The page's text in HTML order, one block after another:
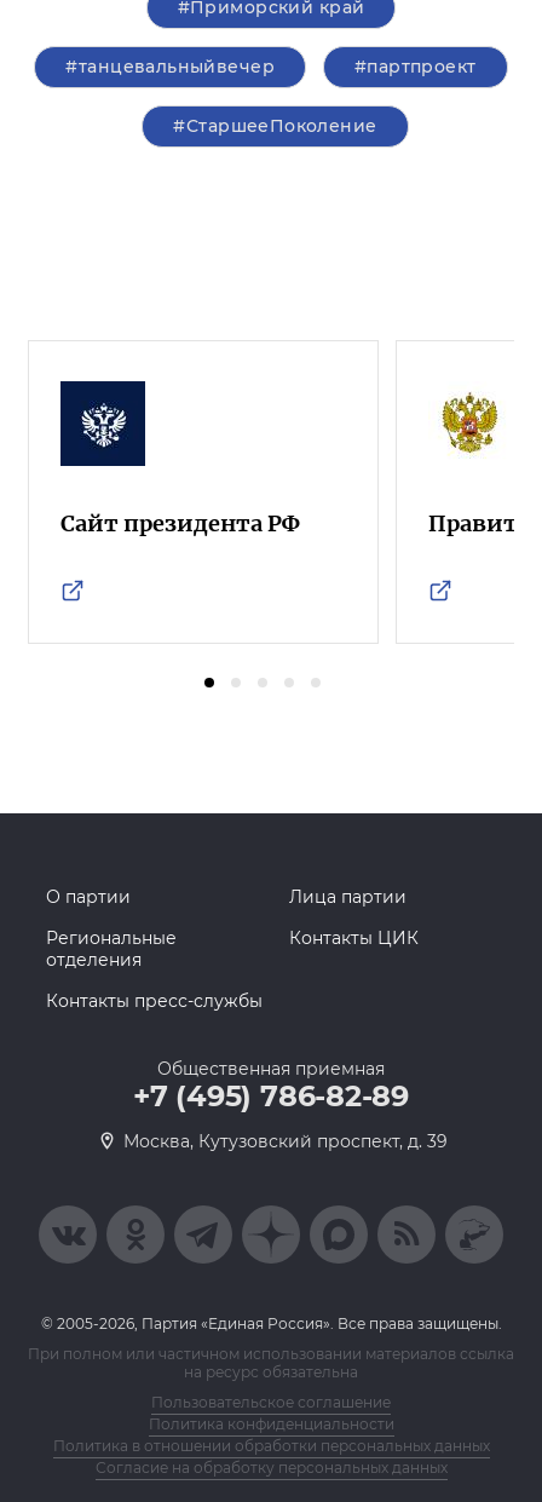
#Приморский край
#танцевальныйвечер #партпроект
#СтаршееПоколение
Сайт президента РФ
О партии
Лица партии
Региональные
отделения
Контакты ЦИК
Контакты пресс-службы
Общественная приемная
+7 (495) 786-82-89
Москва, Кутузовский проспект, д. 39
© 2005-2026, Партия «Единая Россия». Все права защищены.
При полном или частичном использовании материалов ссылка
на ресурс обязательна
Пользовательское соглашение
Политика конфиденциальности
Политика в отношении обработки персональных данных
Согласие на обработку персональных данных